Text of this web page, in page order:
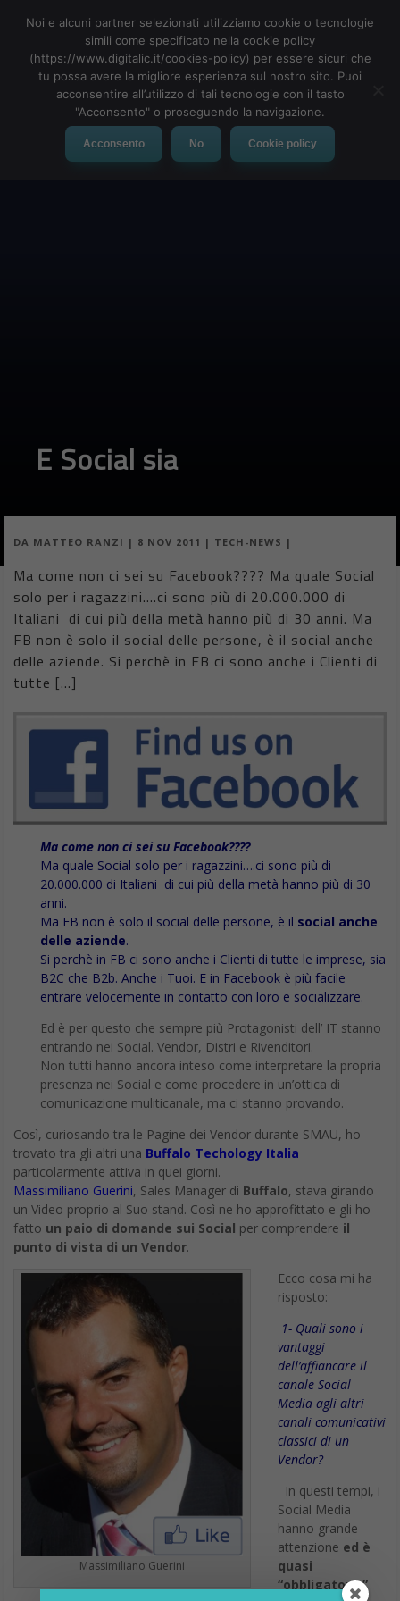
MENU
E Social sia
DA MATTEO RANZI | 8 NOV 2011 | TECH-NEWS |
Ma come non ci sei su Facebook???? Ma quale Social
solo per i ragazzini….ci sono più di 20.000.000 di
Italiani di cui più della metà hanno più di 30 anni. Ma
FB non è solo il social delle persone, è il social anche
delle aziende. Si perchè in FB ci sono anche i Clienti di
tutte […]
Ma come non ci sei su Facebook????
Ma quale Social solo per i ragazzini….ci sono più di
20.000.000 di Italiani di cui più della metà hanno più di 30
anni.
Ma FB non è solo il social delle persone, è il social anche
delle aziende.
Si perchè in FB ci sono anche i Clienti di tutte le imprese, sia
B2C che B2b. Anche i Tuoi. E in Facebook è più facile
entrare velocemente in contatto con loro e socializzare.
Ed è per questo che sempre più Protagonisti dell’ IT stanno
entrando nei Social. Vendor, Distri e Rivenditori.
Non tutti hanno ancora inteso come interpretare la propria
presenza nei Social e come procedere in un’ottica di
comunicazione muliticanale, ma ci stanno provando.
Così, curiosando tra le Pagine dei Vendor durante SMAU, ho
trovato tra gli altri una Buffalo Techology Italia
particolarmente attiva in quei giorni.
Massimiliano Guerini, Sales Manager di Buffalo, stava girando
un Video proprio al Suo stand. Così ne ho approfittato e gli ho
fatto un paio di domande sui Social per comprendere il
punto di vista di un Vendor.
Massimiliano Guerini
Ecco cosa mi ha
risposto:
1- Quali sono i
vantaggi
dell’affiancare il
canale Social
Media agli altri
canali comunicativi
classici di un
Vendor?
In questi tempi, i
Social Media
hanno grande
attenzione ed è
quasi
“obbligatorio”
Noi e alcuni partner selezionati utilizziamo cookie o tecnologie
simili come specificato nella cookie policy
(https://www.digitalic.it/cookies-policy) per essere sicuri che
tu possa avere la migliore esperienza sul nostro sito. Puoi
acconsentire all’utilizzo di tali tecnologie con il tasto
"Acconsento" o proseguendo la navigazione.
Acconsento No Cookie policy